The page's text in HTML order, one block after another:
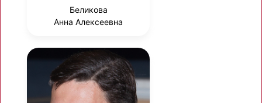
Беликова
Анна Алексеевна